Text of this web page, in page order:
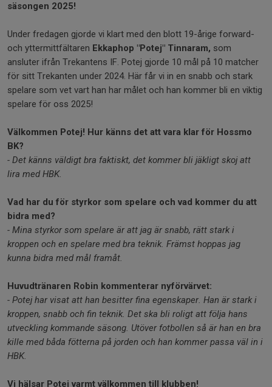
säsongen 2025!
Under fredagen gjorde vi klart med den blott 19-årige forward-
och yttermittfältaren Ekkaphop "Potej" Tinnaram, som
ansluter ifrån Trekantens IF. Potej gjorde 10 mål på 10 matcher
för sitt Trekanten under 2024. Här får vi in en snabb och stark
spelare som vet vart han har målet och han kommer bli en viktig
spelare för oss 2025!
Välkommen Potej! Hur känns det att vara klar för Hossmo
BK?
- Det känns väldigt bra faktiskt, det kommer bli jäkligt skoj att
lira med HBK.
Vad har du för styrkor som spelare och vad kommer du att
bidra med?
- Mina styrkor som spelare är att jag är snabb, rätt stark i
kroppen och en spelare med bra teknik. Främst hoppas jag
kunna bidra med mål framåt.
Huvudtränaren Robin kommenterar nyförvärvet:
- Potej har visat att han besitter fina egenskaper. Han är stark i
kroppen, snabb och fin teknik. Det ska bli roligt att följa hans
utveckling kommande säsong. Utöver fotbollen så är han en bra
kille med båda fötterna på jorden och han kommer passa väl in i
HBK.
Vi hälsar Potej varmt välkommen till klubben!